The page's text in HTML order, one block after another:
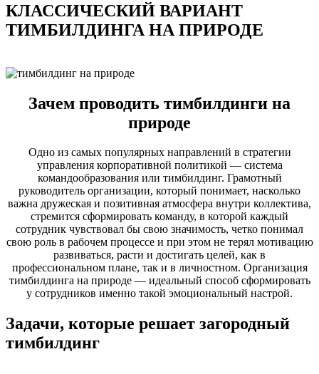
КЛАССИЧЕСКИЙ ВАРИАНТ
ТИМБИЛДИНГА НА ПРИРОДЕ
Зачем проводить тимбилдинги на
природе
Одно из самых популярных направлений в стратегии
управления корпоративной политикой — система
командообразования или тимбилдинг. Грамотный
руководитель организации, который понимает, насколько
важна дружеская и позитивная атмосфера внутри коллектива,
стремится сформировать команду, в которой каждый
сотрудник чувствовал бы свою значимость, четко понимал
свою роль в рабочем процессе и при этом не терял мотивацию
развиваться, расти и достигать целей, как в
профессиональном плане, так и в личностном. Организация
тимбилдинга на природе — идеальный способ сформировать
у сотрудников именно такой эмоциональный настрой.
Задачи, которые решает загородный
тимбилдинг